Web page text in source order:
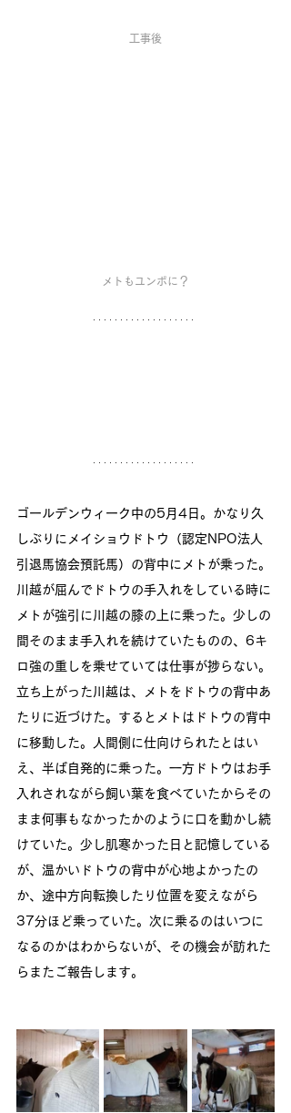
工事後
メトもユンボに？
ゴールデンウィーク中の5月4日。かなり久
しぶりにメイショウドトウ（認定NPO法人
引退馬協会預託馬）の背中にメトが乗った。
川越が屈んでドトウの手入れをしている時に
メトが強引に川越の膝の上に乗った。少しの
間そのまま手入れを続けていたものの、6キ
ロ強の重しを乗せていては仕事が捗らない。
立ち上がった川越は、メトをドトウの背中あ
たりに近づけた。するとメトはドトウの背中
に移動した。人間側に仕向けられたとはい
え、半ば自発的に乗った。一方ドトウはお手
入れされながら飼い葉を食べていたからその
まま何事もなかったかのように口を動かし続
けていた。少し肌寒かった日と記憶している
が、温かいドトウの背中が心地よかったの
か、途中方向転換したり位置を変えながら
37分ほど乗っていた。次に乗るのはいつに
なるのかはわからないが、その機会が訪れた
らまたご報告します。